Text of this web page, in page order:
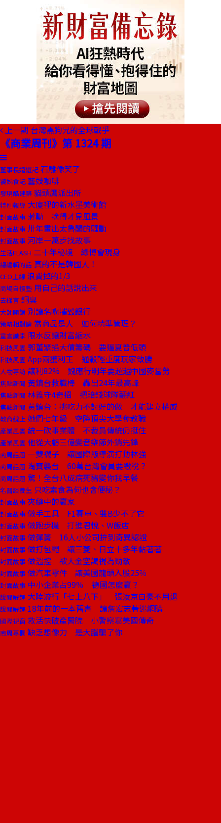
上一期 台灣黑狗兄的全球戰爭
《商業周刊》第 1324 期
董事長嬉遊記 石雕像笑了
饕姊食記 藝妓咖啡
發現酷建築 貓頭鷹派出所
特別報導 大廈裡的新水墨美術館
封面故事 蔣勳 捨得才見風景
封面故事 卅年畫出太魯閣的騷動
封面故事 河岸一萬步找故事
生活FLASH 二十年秘境 綠博會現身
總編輯的話 真的不是韓國人！
CEO上線 浪費掉的1/3
商場自慢塾 用自己的話說出來
去梯言 銅臭
大師開講 別讓名嘴摧毀銀行
策略相對論 當商品是人 如何精準管理？
童言識李 限水反讓財富縮水
科技風雲 郭董緊掐大債籌碼 要逼夏普低頭
科技風雲 App兩獲利王 通殺輕重度玩家致勝
人物專訪 讓利82% 魏應行明年要超越中國麥當勞
焦點新聞 黃鎮台救職棒 轟出24年最高峰
焦點新聞 林義守4奇招 把賠錢球隊翻紅
焦點新聞 黃鎮台：挑吃力不討好的做 才能建立權威
教育線上 她們七年級 空降頂尖大學奪教職
產業風雲 統一砍事業體 不裁員傳統仍挺住
產業風雲 他從大虧三億變音樂節外銷先鋒
商周話題 一雙襪子 讓國際級導演打動林強
商周話題 淘寶襲台 60萬台灣會員要繳稅？
商周話題 驚！全台八成病死豬變你我早餐
名醫談養生 只吃素食為何也會便秘？
封面故事 夾縫中的贏家
封面故事 做手工具 F1賽車、雙B少不了它
封面故事 做跑步機 打進君悅、W飯店
封面故事 做彈簧 16人小公司拚到奇異認證
封面故事 做打包繩 讓三菱、日立十多年黏著著
封面故事 做溫控 被大金空調視為勁敵
封面故事 做汽車零件 讓美國龍頭入股25％
封面故事 中小企業占99％ 德國怎麼贏？
說聞解趣 大陸流行「七上八下」 張汝京自豪不用退
說聞解趣 18年前的一本舊書 讓詹宏志著迷網購
國際視窗 救活快破產醫院 小警察寫美國傳奇
商周專欄 缺乏想像力 是大腦騙了你